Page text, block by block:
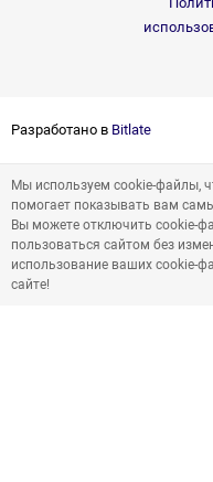
Разработано в Bitlate
Мы используем cookie-файлы,
помогает показывать вам
Вы можете отключить cookie-
пользоваться сайтом без
использование ваших cookie-
сайте!